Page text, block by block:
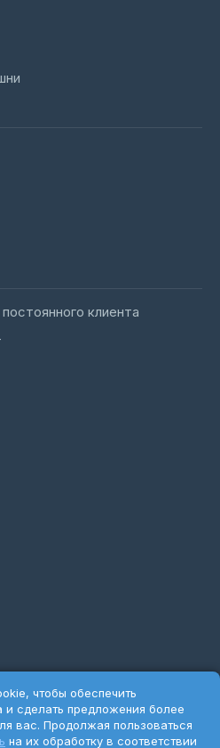
клиента
©Capriole.ru
- Karnatkina.ru
чтобы обеспечить
и сделать предложения более
вас. Продолжая пользоваться
на их обработку в соответствии